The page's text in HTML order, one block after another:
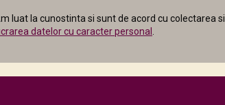
luat la cunostinta si sunt de acord cu colectarea si
datelor cu caracter personal .